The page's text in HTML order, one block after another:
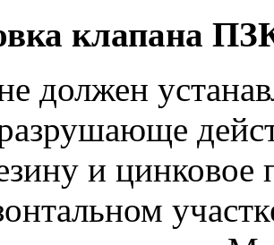
клапана
должен
и